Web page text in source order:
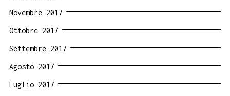
Novembre 2017
Ottobre 2017
Settembre 2017
Agosto 2017
Luglio 2017